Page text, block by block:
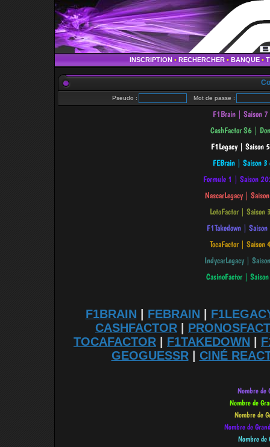
INSCRIPTION • RECHERCHER • BANQUE •
Pseudo : Mot de passe :
F1BRAIN FEBRAIN
CASHFACTOR
TOCAFACTOR
F1TAKEDOWN
GEOGUESSR| CINÉ